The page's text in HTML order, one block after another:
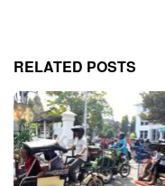
RELATED POSTS